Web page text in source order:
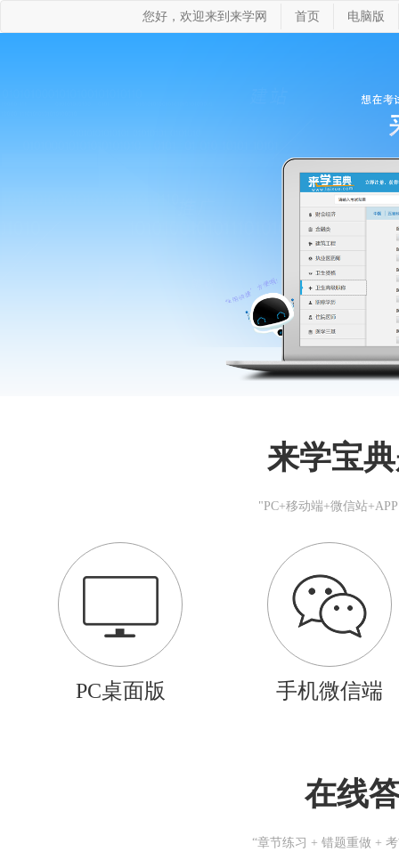
您好，欢迎来到来学网 首页 电脑版
来学宝
"PC+移动端+微信站
PC桌面版 手机微信端
在线
“章节练习 + 错题重做 +